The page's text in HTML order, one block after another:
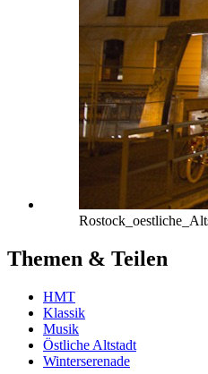
Themen & Teilen
HMT
Klassik
Musik
Östliche Altstadt
Winterserenade